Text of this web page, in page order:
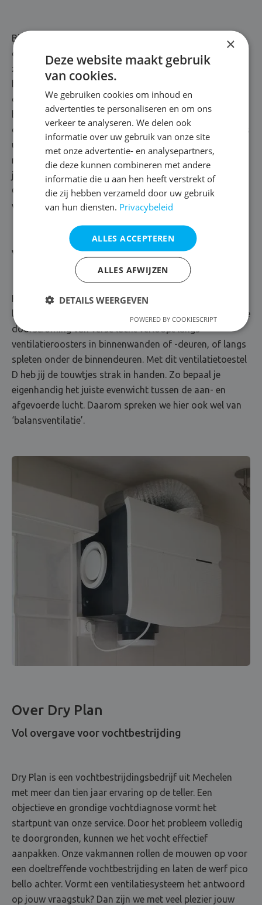
Bij een ventilatiesysteem C worden ventilatieroosters in
de vensters of de gevel geplaatst, waardoor verse lucht
zich een weg naar binnen baant. Roosters in de
binnenwanden of -deuren zorgen voor een soepele
doorstroom. In vochtige ruimtes, denk maar aan je
badkamer of keuken, wordt vervuilde lucht afgevoerd
door mechanische ventilatoren. Het ventilatietoestel C is
uitgerust met vochtsensoren, die de luchtvochtigheid
nauwgezet meten. Dankzij de bedieningsschakelaar kan
je het ventilatiedebiet bovendien makkelijk zelf regelen.
Geen wonder dat dit het meest gekozen
ventilatiesysteem voor woningen is!
Ventilatiesysteem D
Het ventilatiesysteem D staat in voor een mechanische
luchttoevoer en -afvoer door elektrische ventilatoren. De
doorstroming van verse lucht verloopt langs
ventilatieroosters in binnenwanden of -deuren, of langs
spleten onder de binnendeuren. Met dit ventilatietoestel
D heb jij de touwtjes strak in handen. Zo bepaal je
eigenhandig het juiste evenwicht tussen de aan- en
afgevoerde lucht. Daarom spreken we hier ook wel van
‘balansventilatie’.
Over Dry Plan
Vol overgave voor vochtbestrijding
Dry Plan is een vochtbestrijdingsbedrijf uit Mechelen
met meer dan tien jaar ervaring op de teller. Een
objectieve en grondige vochtdiagnose vormt het
startpunt van onze service. Door het probleem volledig
te doorgronden, kunnen we het vocht effectief
aanpakken. Onze vakmannen rollen de mouwen op voor
een doeltreffende vochtbestrijding en laten de werf pico
bello achter. Vormt een ventilatiesysteem het antwoord
op jouw vraagstuk? Dan zijn we met veel plezier jouw
×
Deze website maakt gebruik
van cookies.
We gebruiken cookies om inhoud en
advertenties te personaliseren en om ons
verkeer te analyseren. We delen ook
informatie over uw gebruik van onze site
met onze advertentie- en analysepartners,
die deze kunnen combineren met andere
informatie die u aan hen heeft verstrekt of
die zij hebben verzameld door uw gebruik
van hun diensten. Privacybeleid
ALLES ACCEPTEREN
ALLES AFWIJZEN
DETAILS WEERGEVEN
POWERED BY COOKIESCRIPT